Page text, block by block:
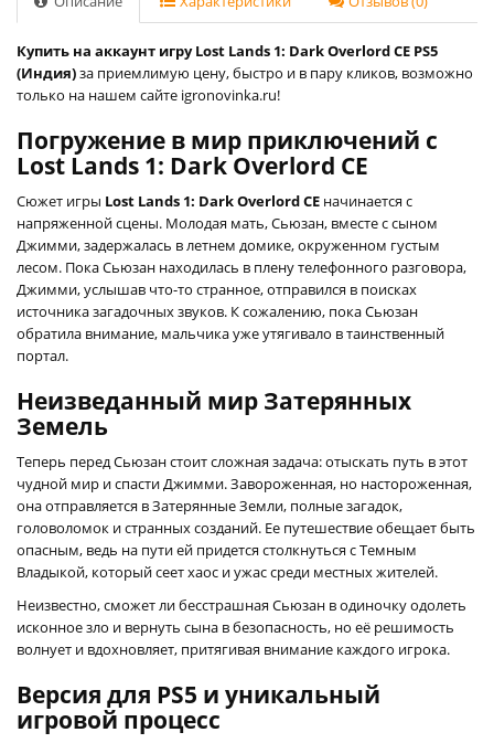
Купить на аккаунт игру Lost Lands 1: Dark Overlord CE PS5
(Индия)за приемлимую цену, быстро и в пару кликов, возможно
только на нашем сайте igronovinka.ru!
Погружение в мир приключений с
Lost Lands 1: Dark Overlord CE
Сюжет игры Lost Lands 1: Dark Overlord CE начинается с
напряженной сцены. Молодая мать, Сьюзан, вместе с сыном
Джимми, задержалась в летнем домике, окруженном густым
лесом. Пока Сьюзан находилась в плену телефонного разговора,
Джимми, услышав что-то странное, отправился в поисках
источника загадочных звуков. К сожалению, пока Сьюзан
обратила внимание, мальчика уже утягивало в таинственный
портал.
Неизведанный мир Затерянных
Земель
Теперь перед Сьюзан стоит сложная задача: отыскать путь в этот
чудной мир и спасти Джимми. Завороженная, но настороженная,
она отправляется в Затерянные Земли, полные загадок,
головоломок и странных созданий. Ее путешествие обещает быть
опасным, ведь на пути ей придется столкнуться с Темным
Владыкой, который сеет хаос и ужас среди местных жителей.
Неизвестно, сможет ли бесстрашная Сьюзан в одиночку одолеть
исконное зло и вернуть сына в безопасность, но её решимость
волнует и вдохновляет, притягивая внимание каждого игрока.
Версия для PS5 и уникальный
игровой процесс